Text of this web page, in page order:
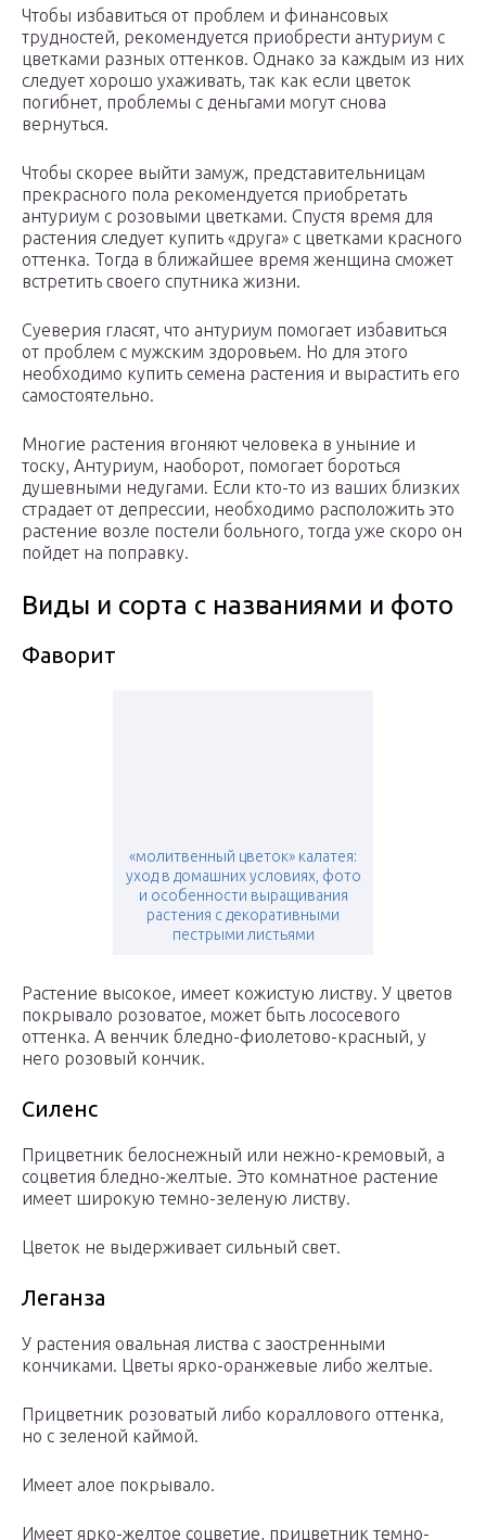
Чтобы избавиться от проблем и финансовых
трудностей, рекомендуется приобрести антуриум с
цветками разных оттенков. Однако за каждым из них
следует хорошо ухаживать, так как если цветок
погибнет, проблемы с деньгами могут снова
вернуться.
Чтобы скорее выйти замуж, представительницам
прекрасного пола рекомендуется приобретать
антуриум с розовыми цветками. Спустя время для
растения следует купить «друга» с цветками красного
оттенка. Тогда в ближайшее время женщина сможет
встретить своего спутника жизни.
Суеверия гласят, что антуриум помогает избавиться
от проблем с мужским здоровьем. Но для этого
необходимо купить семена растения и вырастить его
самостоятельно.
Многие растения вгоняют человека в уныние и
тоску, Антуриум, наоборот, помогает бороться
душевными недугами. Если кто-то из ваших близких
страдает от депрессии, необходимо расположить это
растение возле постели больного, тогда уже скоро он
пойдет на поправку.
Виды и сорта с названиями и фото
Фаворит
«молитвенный цветок» калатея:
уход в домашних условиях, фото
и особенности выращивания
растения с декоративными
пестрыми листьями
Растение высокое, имеет кожистую листву. У цветов
покрывало розоватое, может быть лососевого
оттенка. А венчик бледно-фиолетово-красный, у
него розовый кончик.
Силенс
Прицветник белоснежный или нежно-кремовый, а
соцветия бледно-желтые. Это комнатное растение
имеет широкую темно-зеленую листву.
Цветок не выдерживает сильный свет.
Леганза
У растения овальная листва с заостренными
кончиками. Цветы ярко-оранжевые либо желтые.
Прицветник розоватый либо кораллового оттенка,
но с зеленой каймой.
Имеет алое покрывало.
Имеет ярко-желтое соцветие, прицветник темно-